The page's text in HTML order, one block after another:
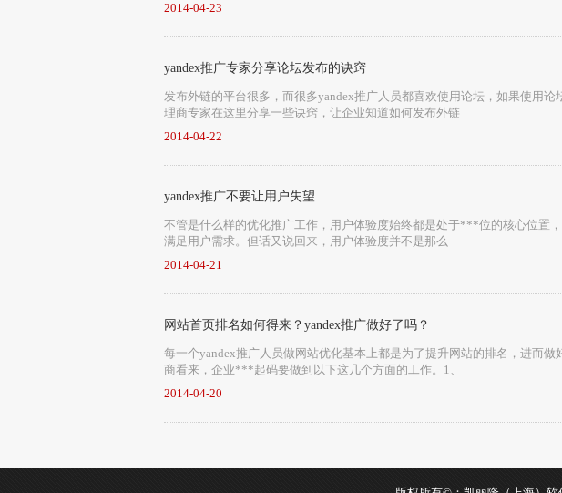
2014-04-23
yandex推广专家分享论坛发布的诀窍
发布外链的平台很多，而很多yandex推广人员都喜欢使用论坛，如果使用
理商专家在这里分享一些诀窍，让企业知道如何发布外链
2014-04-22
yandex推广不要让用户失望
不管是什么样的优化推广工作，用户体验度始终都是处于***位的核心位置
满足用户需求。但话又说回来，用户体验度并不是那么
2014-04-21
网站首页排名如何得来？yandex推广做好了吗？
每一个yandex推广人员做网站优化基本上都是为了提升网站的排名，进而
商看来，企业***起码要做到以下这几个方面的工作。1、
2014-04-20